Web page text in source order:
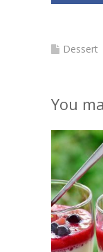
Dessert
You